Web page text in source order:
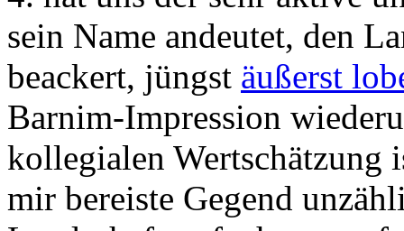
sein Name andeutet, den
beackert, jüngst äußerst
Barnim-Impression
kollegialen Wertschätzung
mir bereiste Gegend